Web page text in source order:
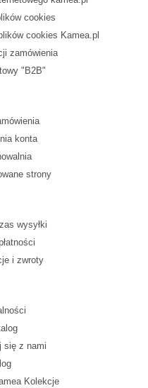
cookies
cookies Kamea.pl
zamówienia
"B2B"
konta
strony
wysyłki
i zwroty
się z nami
Kolekcje